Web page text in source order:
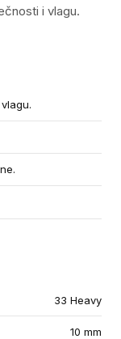
i vlagu.
33 Heavy
10 mm